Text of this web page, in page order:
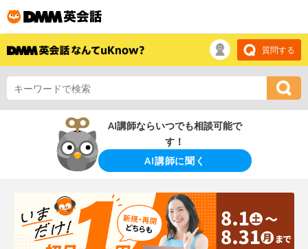
質問する
AI講師ならいつでも相談可能で
す！
AI講師に聞く